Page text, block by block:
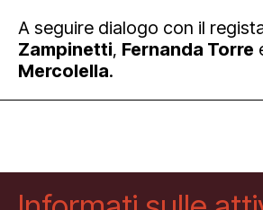
A seguire dialogo con il
Zampinetti, Fernanda Torre
Mercolella.